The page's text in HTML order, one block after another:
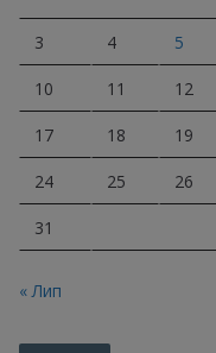
3 4 5
10 11 12
17 18 19
24 25 26
31
« Лип